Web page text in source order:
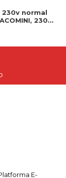
normal
230v,
E-